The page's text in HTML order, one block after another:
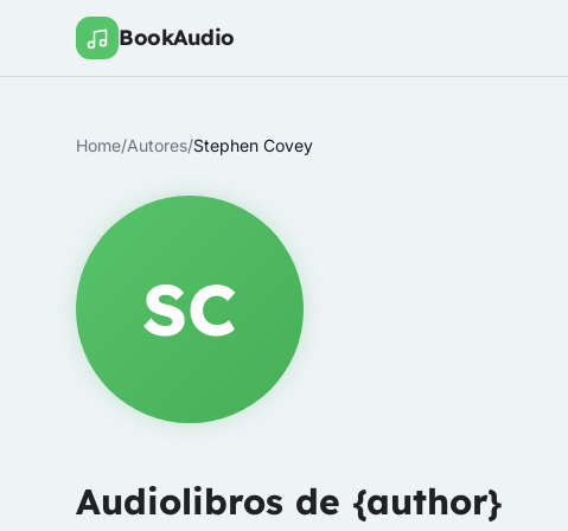
BookAudio
Home/Autores/Stephen Covey
SC
Audiolibros de {author}